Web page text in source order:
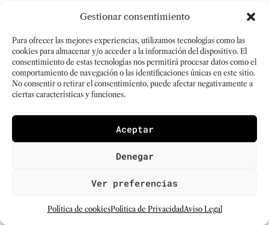
Gestionar consentimiento
Para ofrecer las mejores experiencias, utilizamos tecnologías como las
cookies para almacenar y/o acceder a la información del dispositivo. El
consentimiento de estas tecnologías nos permitirá procesar datos como el
comportamiento de navegación o las identificaciones únicas en este sitio.
No consentir o retirar el consentimiento, puede afectar negativamente a
ciertas características y funciones.
Aceptar
Denegar
Ver preferencias
Política de cookiesPolítica de PrivacidadAviso Legal